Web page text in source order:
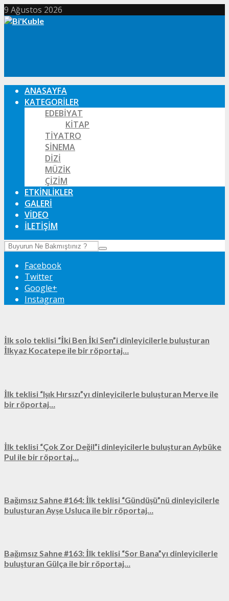
9 Ağustos 2026
ANASAYFA
KATEGORILER
EDEBIYAT
KITAP
TIYATRO
SINEMA
DIZI
MÜZIK
ÇIZIM
ETKINLIKLER
GALERI
VIDEO
İLETIŞIM
Facebook
Twitter
Google+
Instagram
İlk solo teklisi “İki Ben İki Sen”i dinleyicilerle buluşturan
İlkyaz Kocatepe ile bir röportaj…
İlk teklisi “Işık Hırsızı”yı dinleyicilerle buluşturan Merve ile
bir röportaj…
İlk teklisi “Çok Zor Değil”i dinleyicilerle buluşturan Aybüke
Pul ile bir röportaj…
Bağımsız Sahne #164: İlk teklisi “Gündüşü”nü dinleyicilerle
buluşturan Ayşe Usluca ile bir röportaj…
Bağımsız Sahne #163: İlk teklisi “Sor Bana”yı dinleyicilerle
buluşturan Gülça ile bir röportaj…